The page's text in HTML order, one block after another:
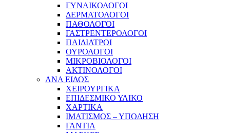
ΓΥΝΑΙΚΟΛΟΓΟΙ
ΔΕΡΜΑΤΟΛΟΓΟΙ
ΠΑΘΟΛΟΓΟΙ
ΓΑΣΤΡΕΝΤΕΡΟΛΟΓΟΙ
ΠΑΙΔΙΑΤΡΟΙ
ΟΥΡΟΛΟΓΟΙ
ΜΙΚΡΟΒΙΟΛΟΓΟΙ
ΑΚΤΙΝΟΛΟΓΟΙ
ΑΝΑ ΕΙΔΟΣ
ΧΕΙΡΟΥΡΓΙΚΑ
ΕΠΙΔΕΣΜΙΚΟ ΥΛΙΚΟ
ΧΑΡΤΙΚΑ
ΙΜΑΤΙΣΜΟΣ – ΥΠΟΔΗΣΗ
ΓΑΝΤΙΑ